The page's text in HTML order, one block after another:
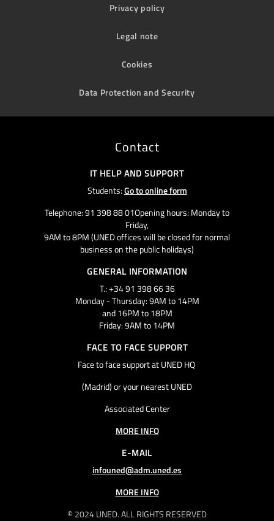
Privacy policy
Legal note
Cookies
Data Protection and Security
© 2024 UNED. ALL RIGHTS RESERVED
Contact
IT HELP AND SUPPORT
Students:Go to online form
Telephone: 91 398 88 01Opening hours: Monday to
Friday,
9AM to 8PM (UNED offices will be closed for normal
business on the public holidays)
GENERAL INFORMATION
T.: +34 91 398 66 36
Monday - Thursday: 9AM to 14PM
and 16PM to 18PM
Friday: 9AM to 14PM
FACE TO FACE SUPPORT
Face to face support at UNED HQ
(Madrid) or your nearest UNED
Associated Center
MORE INFO
E-MAIL
infouned@adm.uned.es
MORE INFO